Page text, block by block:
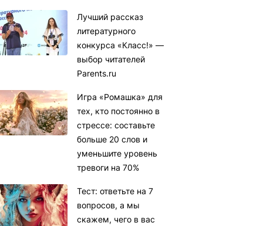
Лучший рассказ
литературного
конкурса «Класс!» —
выбор читателей
Parents.ru
Игра «Ромашка» для
тех, кто постоянно в
стрессе: составьте
больше 20 слов и
уменьшите уровень
тревоги на 70%
Тест: ответьте на 7
вопросов, а мы
скажем, чего в вас